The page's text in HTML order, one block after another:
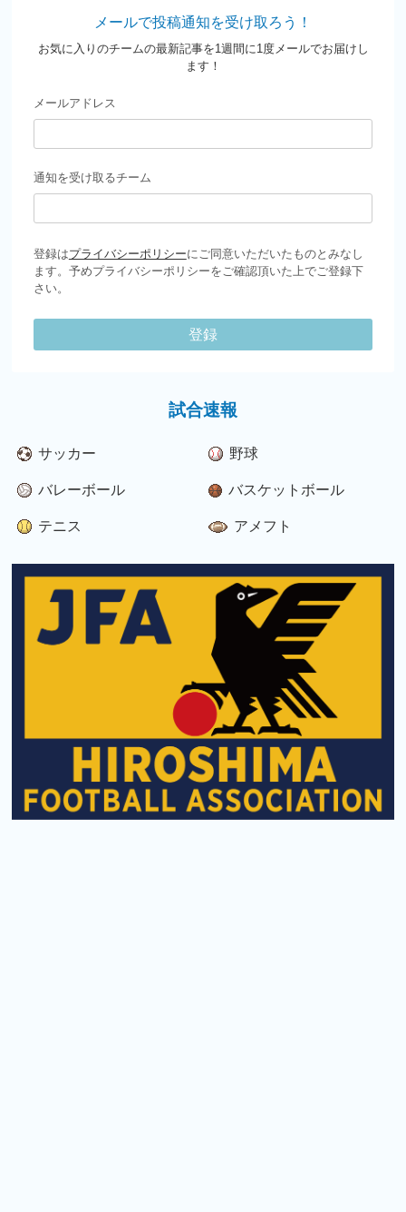
メールで投稿通知を受け取ろう！
お気に入りのチームの最新記事を1週間に1度メールでお届けし
ます！
メールアドレス
通知を受け取るチーム
登録はプライバシーポリシーにご同意いただいたものとみなし
ます。予めプライバシーポリシーをご確認頂いた上でご登録下
さい。
登録
試合速報
サッカー 野球
バレーボール バスケットボール
テニス アメフト